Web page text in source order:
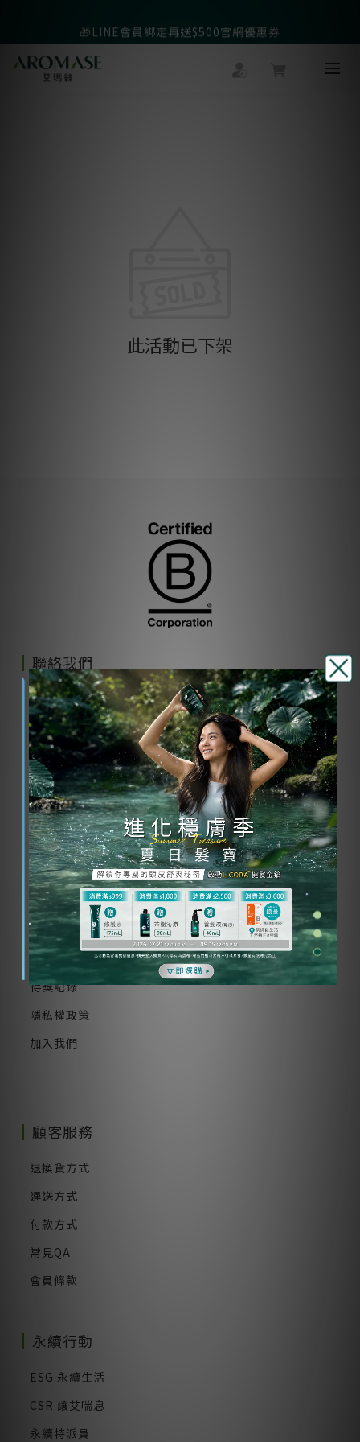
父親節爸氣寵愛👔暖心組合限時優惠◤前往選購❤️◢
此活動已下架
聯絡我們
週一至週四 9:00-17:00
週五 9:00-16:00
(例假日及國定假日除外)
客服專線：0800-000-085
手機請撥：02-8952-1810
留言問題
關於我們
實體通路 / 醫院診所
得獎記錄
隱私權政策
加入我們
顧客服務
退換貨方式
運送方式
付款方式
常見QA
會員條款
永續行動
ESG 永續生活
CSR 讓艾喘息
永續特派員